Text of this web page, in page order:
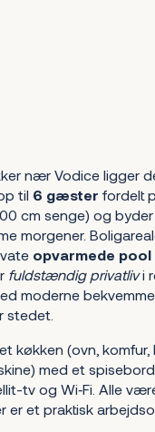
nær Vodice ligger
til 6 gæster fordelt
cm senge) og
morgener.
opvarmede pool
fuldstændig privatlivi
moderne
stedet.
køkken (ovn, komfur,
med et
tv og Wi‑Fi. Alle
et praktisk